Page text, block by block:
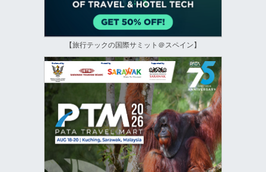
【旅行テックの国際サミット＠スペイン】